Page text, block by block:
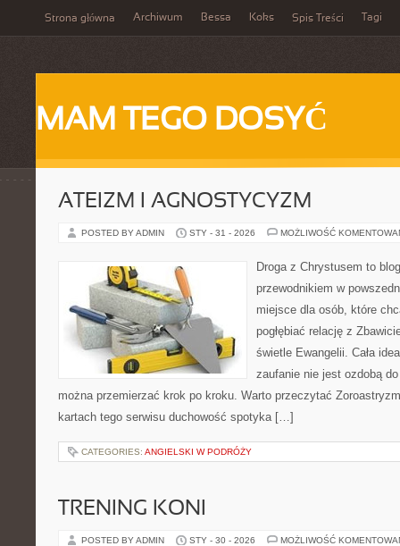
Strona główna Archiwum Bessa Koks Spis Treści Tagi
MAM TEGO DOSYĆ
ATEIZM I AGNOSTYCYZM
POSTED BY ADMIN STY - 31 - 2026 MOŻLIWOŚĆ
Droga z Chrystusem to
przewodnikiem w
miejsce dla osób, które
pogłębiać relację z
świetle Ewangelii. Cała
zaufanie nie jest ozdobą
można przemierzać krok po kroku. Warto przeczytać
kartach tego serwisu duchowość spotyka […]
CATEGORIES: ANGIELSKI W PODRÓŻY
TRENING KONI
POSTED BY ADMIN STY - 30 - 2026 MOŻLIWOŚĆ